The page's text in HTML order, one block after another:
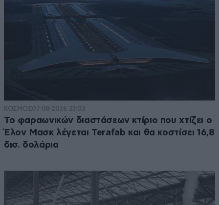
ΚΟΣΜΟΣ07·08·2026 23:03
Το φαραωνικών διαστάσεων κτίριο που χτίζει ο
Έλον Μασκ λέγεται Terafab και θα κοστίσει 16,8
δισ. δολάρια